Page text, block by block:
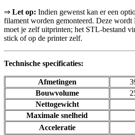
⇒ Let op: Indien gewenst kan er een
filament worden gemonteerd. Deze wordt
moet je zelf uitprinten; het STL-bestand
stick of op de printer zelf.
Technische specificaties:
Afmetingen
Bouwvolume
Nettogewicht
Maximale snelheid
Acceleratie